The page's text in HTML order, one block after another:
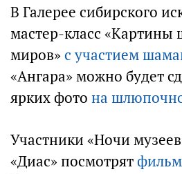
В Галерее сибирского
мастер-класс «Картины
миров»с участием
«Ангара» можно будет
ярких фото на
Участники «Ночи
«Диас» посмотрят